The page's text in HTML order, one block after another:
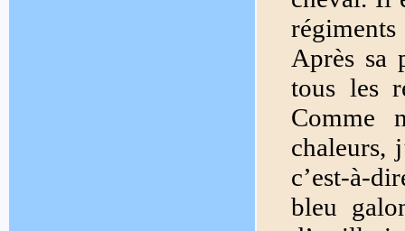
Après sa
tous les
Comme
chaleurs,
c’est-à-
bleu